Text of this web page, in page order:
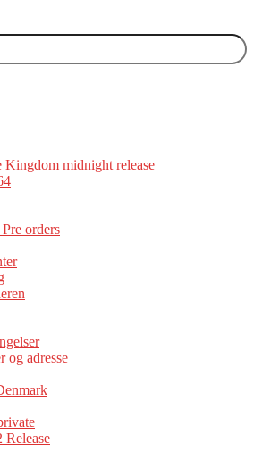
Kingdom midnight release
orders
og adresse